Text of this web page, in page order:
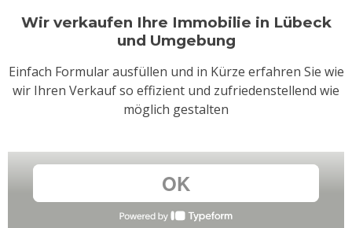
Wir verkaufen Ihre Immobilie in Lübeck
und Umgebung
Einfach Formular ausfüllen und in Kürze erfahren Sie wie
wir Ihren Verkauf so effizient und zufriedenstellend wie
möglich gestalten